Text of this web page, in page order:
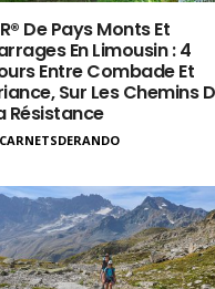
De Pays Monts Et
En Limousin : 4
Entre Combade Et
Sur Les Chemins
Résistance
CARNETSDERANDO